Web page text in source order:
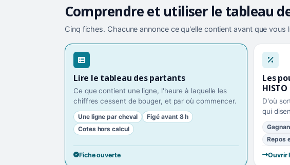
Comprendre et utiliser le tableau
Cinq fiches. Chacune annonce ce qu'elle contient avant que
Lire le tableau des partants
Ce que contient une ligne, l'heure à laquelle les
chiffres cessent de bouger, et par où commencer.
Une ligne par cheval
Figé avant 8 h
Cotes hors calcul
Fiche ouverte
Les
HISTO
D'où
qui
Repos
Ouvrir